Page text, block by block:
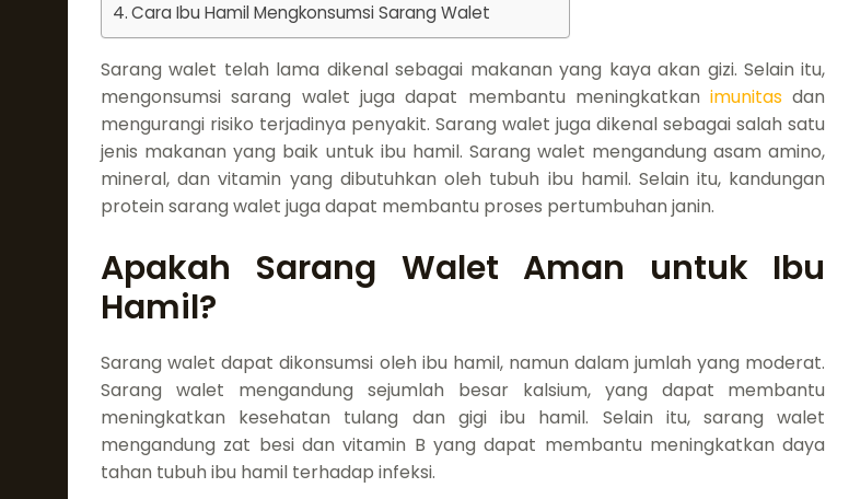
Cara Ibu Hamil Mengkonsumsi Sarang Walet
Sarang walet telah lama dikenal sebagai makanan yang kaya akan gizi. Selain itu,
mengonsumsi sarang walet juga dapat membantu meningkatkanimunitas dan
mengurangi risiko terjadinya penyakit. Sarang walet juga dikenal sebagai salah satu
jenis makanan yang baik untuk ibu hamil. Sarang walet mengandung asam amino,
mineral, dan vitamin yang dibutuhkan oleh tubuh ibu hamil. Selain itu, kandungan
protein sarang walet juga dapat membantu proses pertumbuhan janin.
Apakah Sarang Walet Aman untuk Ibu
Hamil?
Sarang walet dapat dikonsumsi oleh ibu hamil, namun dalam jumlah yang moderat.
Sarang walet mengandung sejumlah besar kalsium, yang dapat membantu
meningkatkan kesehatan tulang dan gigi ibu hamil. Selain itu, sarang walet
mengandung zat besi dan vitamin B yang dapat membantu meningkatkan daya
tahan tubuh ibu hamil terhadap infeksi.